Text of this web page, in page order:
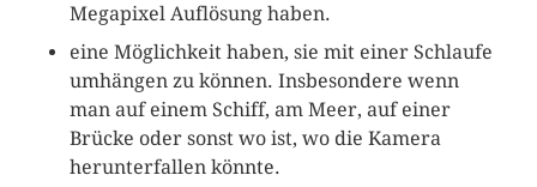
Megapixel Auflösung haben.
eine Möglichkeit haben, sie mit einer Schlaufe
umhängen zu können. Insbesondere wenn
man auf einem Schiff, am Meer, auf einer
Brücke oder sonst wo ist, wo die Kamera
herunterfallen könnte.